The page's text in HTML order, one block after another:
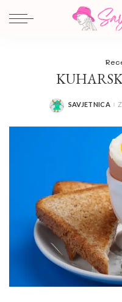
POSTED
SAVJETNICA